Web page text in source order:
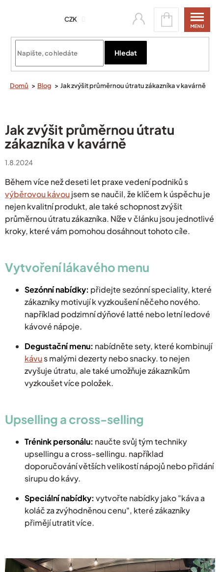
CZK
Hledat
Nákupní
košík
Domů Blog Jak zvýšit průměrnou útratu zákazníka v kavárně
Jak zvýšit průměrnou útratu
zákazníka v kavárně
1.8.2024
Během více než deseti let praxe vedení podniků s
výběrovou kávoujsem se naučil, že klíčem k úspěchu je
nejen kvalitní produkt, ale také schopnost zvýšit
průměrnou útratu zákazníka. Níže v článku jsou jednotlivé
kroky, které vám pomohou dosáhnout tohoto cíle.
Vytvoření lákavého menu
Sezónní nabídky: přidejte sezónní speciality, které
zákazníky motivují k vyzkoušení něčeho nového.
například podzimní dýňové latté nebo letní ledové
kávové nápoje.
Degustační menu: nabídněte sety, které kombinují
kávus malými dezerty nebo snacky. to nejen
zvyšuje útratu, ale také umožňuje zákazníkům
vyzkoušet více položek.
Upselling a cross-selling
Trénink personálu: naučte svůj tým techniky
upsellingu a cross-sellingu. například
doporučování větších velikostí nápojů nebo přidání
sirupu do kávy.
Speciální nabídky: vytvořte nabídky jako "káva a
koláč za zvýhodněnou cenu", které zákazníky
přimějí utratit více.